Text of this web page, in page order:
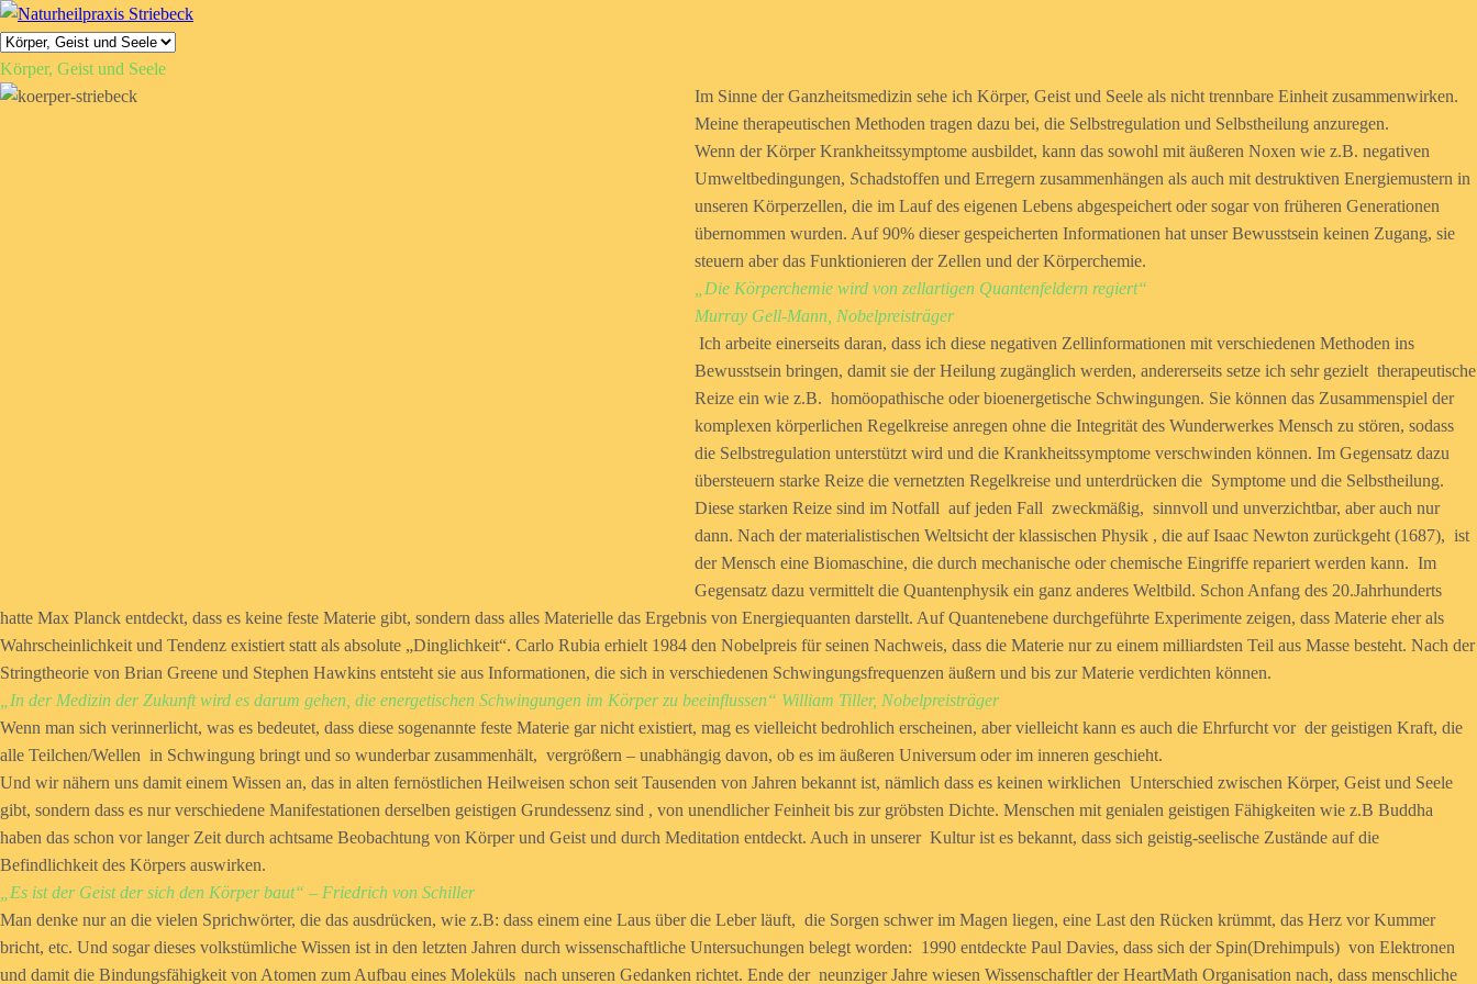
Körper, Geist und Seele
Im Sinne der Ganzheitsmedizin sehe ich Körper, Geist und Seele als nicht trennbare Einheit zusammenwirken.
Meine therapeutischen Methoden tragen dazu bei, die Selbstregulation und Selbstheilung anzuregen.
Wenn der Körper Krankheitssymptome ausbildet, kann das sowohl mit äußeren Noxen wie z.B. negativen
Umweltbedingungen, Schadstoffen und Erregern zusammenhängen als auch mit destruktiven Energiemustern in
unseren Körperzellen, die im Lauf des eigenen Lebens abgespeichert oder sogar von früheren Generationen
übernommen wurden. Auf 90% dieser gespeicherten Informationen hat unser Bewusstsein keinen Zugang, sie
steuern aber das Funktionieren der Zellen und der Körperchemie.
„Die Körperchemie wird von zellartigen Quantenfeldern regiert“
Murray Gell-Mann, Nobelpreisträger
Ich arbeite einerseits daran, dass ich diese negativen Zellinformationen mit verschiedenen Methoden ins
Bewusstsein bringen, damit sie der Heilung zugänglich werden, andererseits setze ich sehr gezielt therapeutische
Reize ein wie z.B. homöopathische oder bioenergetische Schwingungen. Sie können das Zusammenspiel der
komplexen körperlichen Regelkreise anregen ohne die Integrität des Wunderwerkes Mensch zu stören, sodass
die Selbstregulation unterstützt wird und die Krankheitssymptome verschwinden können. Im Gegensatz dazu
übersteuern starke Reize die vernetzten Regelkreise und unterdrücken die Symptome und die Selbstheilung.
Diese starken Reize sind im Notfall auf jeden Fall zweckmäßig, sinnvoll und unverzichtbar, aber auch nur
dann. Nach der materialistischen Weltsicht der klassischen Physik , die auf Isaac Newton zurückgeht (1687), ist
der Mensch eine Biomaschine, die durch mechanische oder chemische Eingriffe repariert werden kann. Im
Gegensatz dazu vermittelt die Quantenphysik ein ganz anderes Weltbild. Schon Anfang des 20.Jahrhunderts
hatte Max Planck entdeckt, dass es keine feste Materie gibt, sondern dass alles Materielle das Ergebnis von Energiequanten darstellt. Auf Quantenebene durchgeführte Experimente zeigen, dass Materie eher als
Wahrscheinlichkeit und Tendenz existiert statt als absolute „Dinglichkeit“. Carlo Rubia erhielt 1984 den Nobelpreis für seinen Nachweis, dass die Materie nur zu einem milliardsten Teil aus Masse besteht. Nach der
Stringtheorie von Brian Greene und Stephen Hawkins entsteht sie aus Informationen, die sich in verschiedenen Schwingungsfrequenzen äußern und bis zur Materie verdichten können.
„In der Medizin der Zukunft wird es darum gehen, die energetischen Schwingungen im Körper zu beeinflussen“ William Tiller, Nobelpreisträger
Wenn man sich verinnerlicht, was es bedeutet, dass diese sogenannte feste Materie gar nicht existiert, mag es vielleicht bedrohlich erscheinen, aber vielleicht kann es auch die Ehrfurcht vor der geistigen Kraft, die
alle Teilchen/Wellen in Schwingung bringt und so wunderbar zusammenhält, vergrößern – unabhängig davon, ob es im äußeren Universum oder im inneren geschieht.
Und wir nähern uns damit einem Wissen an, das in alten fernöstlichen Heilweisen schon seit Tausenden von Jahren bekannt ist, nämlich dass es keinen wirklichen Unterschied zwischen Körper, Geist und Seele
gibt, sondern dass es nur verschiedene Manifestationen derselben geistigen Grundessenz sind , von unendlicher Feinheit bis zur gröbsten Dichte. Menschen mit genialen geistigen Fähigkeiten wie z.B Buddha
haben das schon vor langer Zeit durch achtsame Beobachtung von Körper und Geist und durch Meditation entdeckt. Auch in unserer Kultur ist es bekannt, dass sich geistig-seelische Zustände auf die
Befindlichkeit des Körpers auswirken.
„Es ist der Geist der sich den Körper baut“ – Friedrich von Schiller
Man denke nur an die vielen Sprichwörter, die das ausdrücken, wie z.B: dass einem eine Laus über die Leber läuft, die Sorgen schwer im Magen liegen, eine Last den Rücken krümmt, das Herz vor Kummer
bricht, etc. Und sogar dieses volkstümliche Wissen ist in den letzten Jahren durch wissenschaftliche Untersuchungen belegt worden: 1990 entdeckte Paul Davies, dass sich der Spin(Drehimpuls) von Elektronen
und damit die Bindungsfähigkeit von Atomen zum Aufbau eines Moleküls nach unseren Gedanken richtet. Ende der neunziger Jahre wiesen Wissenschaftler der HeartMath Organisation nach, dass menschliche